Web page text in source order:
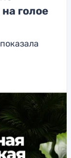
голое